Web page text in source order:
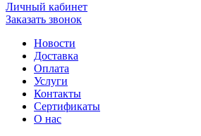
Личный кабинет
Заказать звонок
Новости
Доставка
Оплата
Услуги
Контакты
Cертификаты
О нас